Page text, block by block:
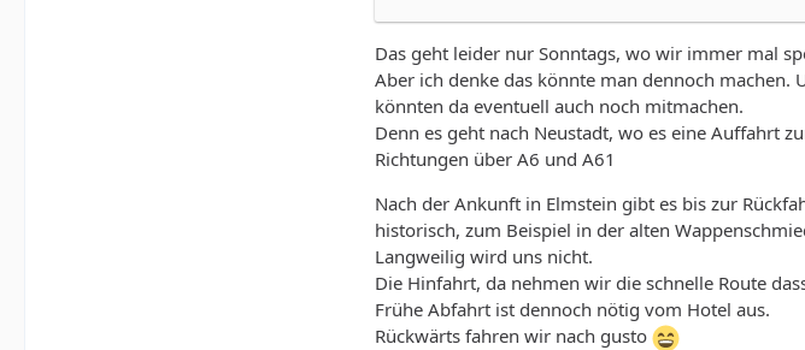
Das geht leider nur Sonntags, wo wir immer mal
Aber ich denke das könnte man dennoch machen.
könnten da eventuell auch noch mitmachen.
Denn es geht nach Neustadt, wo es eine Auffahrt
Richtungen über A6 und A61
Nach der Ankunft in Elmstein gibt es bis zur
historisch, zum Beispiel in der alten
Langweilig wird uns nicht.
Die Hinfahrt, da nehmen wir die schnelle Route
Frühe Abfahrt ist dennoch nötig vom Hotel aus.
Rückwärts fahren wir nach gusto